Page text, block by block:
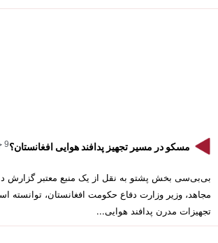
مسکو در مسیر تجهیز پدافند هوایی افغانستان؟9 جوزا 1405
بی‌بی‌سی بخش پشتو به نقل از یک منبع معتبر گزارش
مجاهد، وزیر وزارت دفاع حکومت افغانستان، توانسته
تجهیزات مدرن پدافند هوایی...